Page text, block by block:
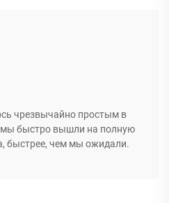
чрезвычайно простым в
мы быстро вышли на полную
быстрее, чем мы ожидали.